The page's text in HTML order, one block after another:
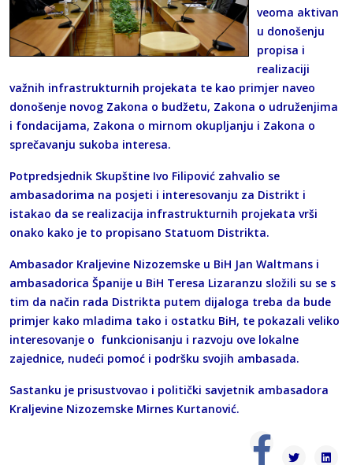
veoma aktivan
u donošenju
propisa i
realizaciji
važnih infrastrukturnih projekata te kao primjer naveo
donošenje novog Zakona o budžetu, Zakona o udruženjima
i fondacijama, Zakona o mirnom okupljanju i Zakona o
sprečavanju sukoba interesa.
Potpredsjednik Skupštine Ivo Filipović zahvalio se
ambasadorima na posjeti i interesovanju za Distrikt i
istakao da se realizacija infrastrukturnih projekata vrši
onako kako je to propisano Statuom Distrikta.
Ambasador Kraljevine Nizozemske u BiH Jan Waltmans i
ambasadorica Španije u BiH Teresa Lizaranzu složili su se s
tim da način rada Distrikta putem dijaloga treba da bude
primjer kako mladima tako i ostatku BiH, te pokazali veliko
interesovanje o funkcionisanju i razvoju ove lokalne
zajednice, nudeći pomoć i podršku svojih ambasada.
Sastanku je prisustvovao i politički savjetnik ambasadora
Kraljevine Nizozemske Mirnes Kurtanović.